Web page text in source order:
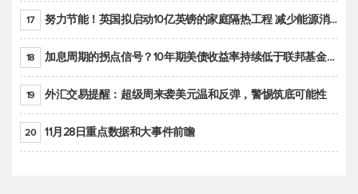
17 努力节能！英国拟启动10亿英镑的家庭隔热工程 减少能源消耗
18 加息周期的拐点信号？10年期美债收益率持续低于联邦基金利率目标区间
19 外汇交易提醒：超级周来袭美元温和反弹，警惕筑底可能性
20 11月28日重点数据和大事件前瞻